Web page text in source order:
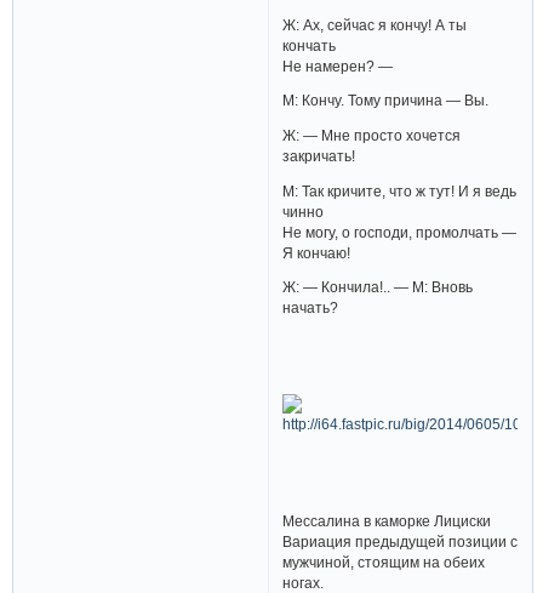
Ж: Ах, сейчас я кончу! А ты
кончать
Не намерен? —
М: Кончу. Тому причина — Вы.
Ж: — Мне просто хочется
закричать!
М: Так кричите, что ж тут! И я ведь
чинно
Не могу, о господи, промолчать —
Я кончаю!
Ж: — Кончила!.. — М: Вновь
начать?
Мессалина в каморке Лициски
Вариация предыдущей позиции с
мужчиной, стоящим на обеих
ногах.